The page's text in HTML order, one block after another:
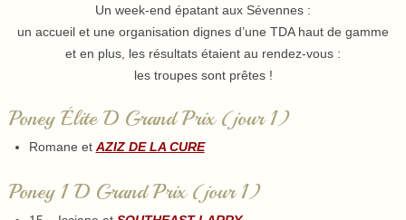
Un week-end épatant aux Sévennes :
un accueil et une organisation dignes d’une TDA haut de gamme
et en plus, les résultats étaient au rendez-vous :
les troupes sont prêtes !
Poney Élite D Grand Prix (jour 1)
Romane et AZIZ DE LA CURE
Poney 1 D Grand Prix (jour 1)